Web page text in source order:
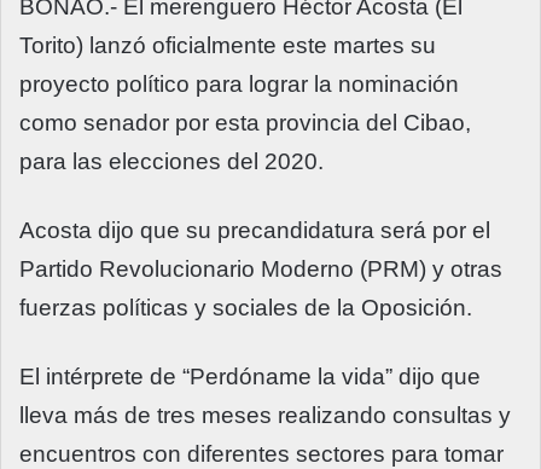
BONAO.- El merenguero Héctor Acosta (El
Torito) lanzó oficialmente este martes su
proyecto político para lograr la nominación
como senador por esta provincia del Cibao,
para las elecciones del 2020.
Acosta dijo que su precandidatura será por el
Partido Revolucionario Moderno (PRM) y otras
fuerzas políticas y sociales de la Oposición.
El intérprete de “Perdóname la vida” dijo que
lleva más de tres meses realizando consultas y
encuentros con diferentes sectores para tomar